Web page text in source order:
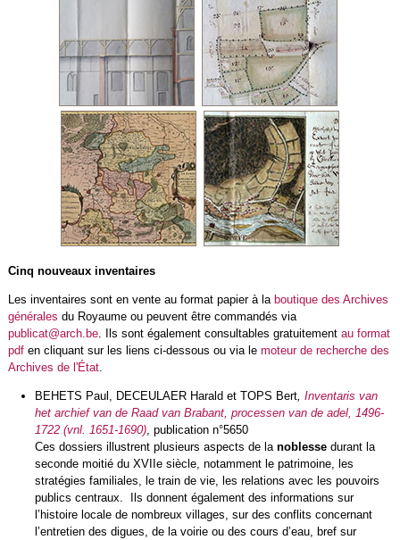
Cinq nouveaux inventaires
Les inventaires sont en vente au format papier à la boutique des Archives
générales du Royaume ou peuvent être commandés via
publicat@arch.be. Ils sont également consultables gratuitement au format
pdfen cliquant sur les liens ci-dessous ou via le moteur de recherche des
Archives de l'État.
BEHETS Paul, DECEULAER Harald et TOPS Bert, Inventaris van
het archief van de Raad van Brabant, processen van de adel, 1496-
1722 (vnl. 1651-1690), publication n°5650
Ces dossiers illustrent plusieurs aspects de la noblesse durant la
seconde moitié du XVIIe siècle, notamment le patrimoine, les
stratégies familiales, le train de vie, les relations avec les pouvoirs
publics centraux. Ils donnent également des informations sur
l’histoire locale de nombreux villages, sur des conflits concernant
l’entretien des digues, de la voirie ou des cours d’eau, bref sur